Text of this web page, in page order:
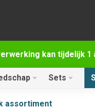
kan tijdelijk
Sets
assortiment